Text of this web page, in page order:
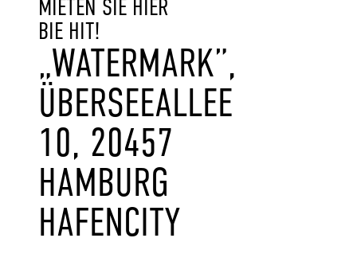
MIETEN SIE HIER
BIE HIT!
„WATERMARK”,
ÜBERSEEALLEE
10, 20457
HAMBURG
HAFENCITY